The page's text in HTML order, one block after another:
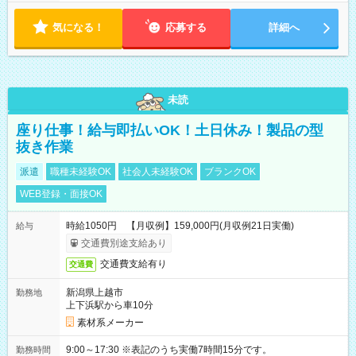
気になる！ 応募する 詳細へ
未読
座り仕事！給与即払いOK！土日休み！製品の型
抜き作業
派遣 職種未経験OK 社会人未経験OK
ブランクOK
WEB登録・面接OK
給与
時給1050円 【月収例】159,000円(月収例21日実働)
交通費別途支給あり
交通費 交通費支給有り
勤務地
新潟県上越市
上下浜駅から車10分
素材系メーカー
勤務時間 9:00～17:30 ※表記のうち実働7時間15分です。